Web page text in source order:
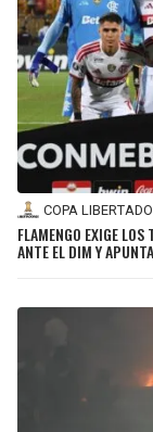
COPA
FLAMENGO EXIGE
ANTE EL DIM Y